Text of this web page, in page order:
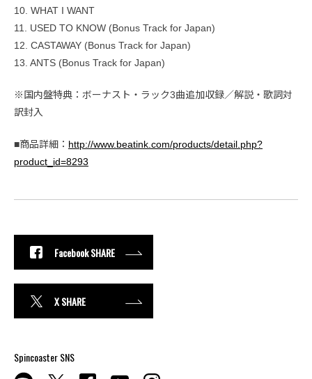
10. WHAT I WANT
11. USED TO KNOW (Bonus Track for Japan)
12. CASTAWAY (Bonus Track for Japan)
13. ANTS (Bonus Track for Japan)
※国内盤特典：ボーナスト・ラック3曲追加収録／解説・歌詞対
訳封入
■商品詳細： http://www.beatink.com/products/detail.php?
product_id=8293
Facebook SHARE
X SHARE
Spincoaster SNS